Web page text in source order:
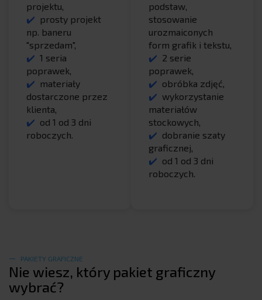
projektu,
prosty projekt
np. baneru
"sprzedam",
1 seria
poprawek,
materiały
dostarczone przez
klienta,
od 1 od 3 dni
roboczych.
podstaw,
stosowanie
urozmaiconych
form grafik i tekstu,
2 serie
poprawek,
obróbka zdjęć,
wykorzystanie
materiałów
stockowych,
dobranie szaty
graficznej,
od 1 od 3 dni
roboczych.
PAKIETY GRAFICZNE
Nie wiesz, który pakiet graficzny
wybrać?